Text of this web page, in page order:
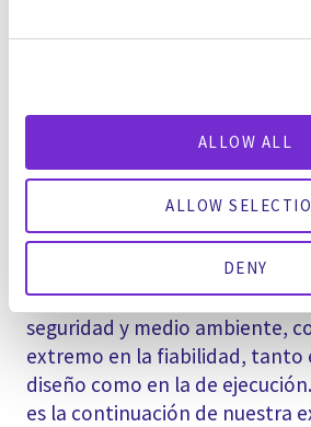
ALLOW ALL
ALLOW
DENY
continua, reduciendo los
la fiabilidad y optimización de
ha señalado: "Este proyecto de
capacidad de Gradiant para
proyectos complejos de gran
lugares remotos, dentro del
presupuesto previstos. AAD
de cumplimiento de las
seguridad y medio ambiente,
extremo en la fiabilidad, tanto
diseño como en la de
es la continuación de nuestra